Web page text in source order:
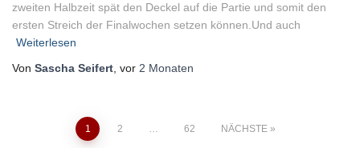
zweiten Halbzeit spät den Deckel auf die Partie und somit den
ersten Streich der Finalwochen setzen können.Und auch
Weiterlesen
Von Sascha Seifert , vor 2 Monaten
Seitennummerierung
1 2 … 62 NÄCHSTE